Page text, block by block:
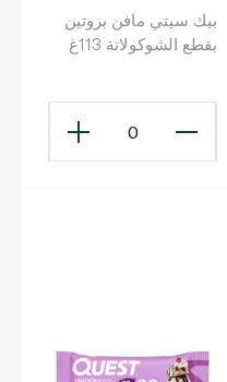
بيك سيتي مافن بروتين
بقطع الشوكولاتة 113غ
0